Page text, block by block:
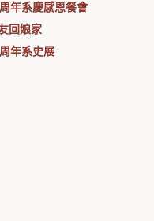
年系慶感恩餐會
回娘家
年系史展